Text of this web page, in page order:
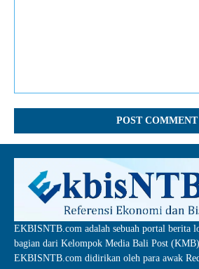
EKBISNTB.com adalah sebuah portal berita
bagian dari Kelompok Media Bali Post
EKBISNTB.com didirikan oleh para awak